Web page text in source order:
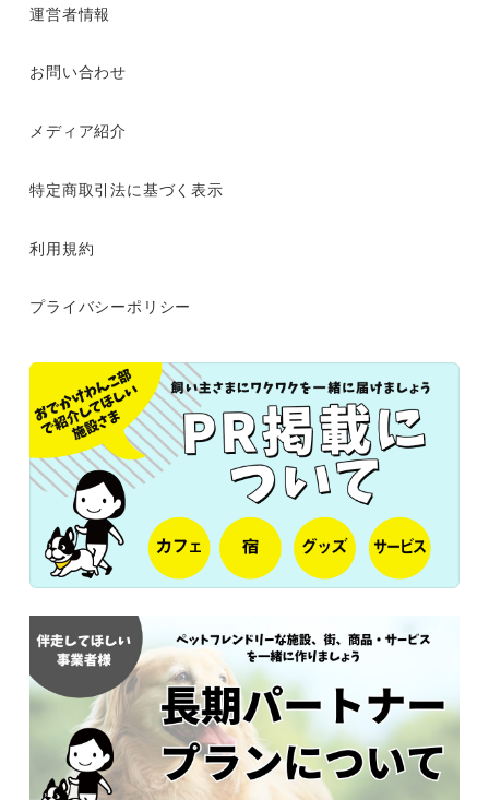
運営者情報
お問い合わせ
メディア紹介
特定商取引法に基づく表示
利用規約
プライバシーポリシー